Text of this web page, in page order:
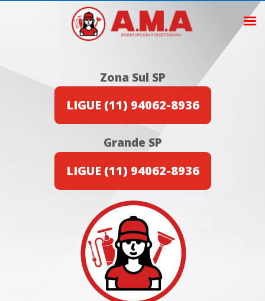
Zona Sul SP
LIGUE (11) 94062-8936
Grande SP
LIGUE (11) 94062-8936